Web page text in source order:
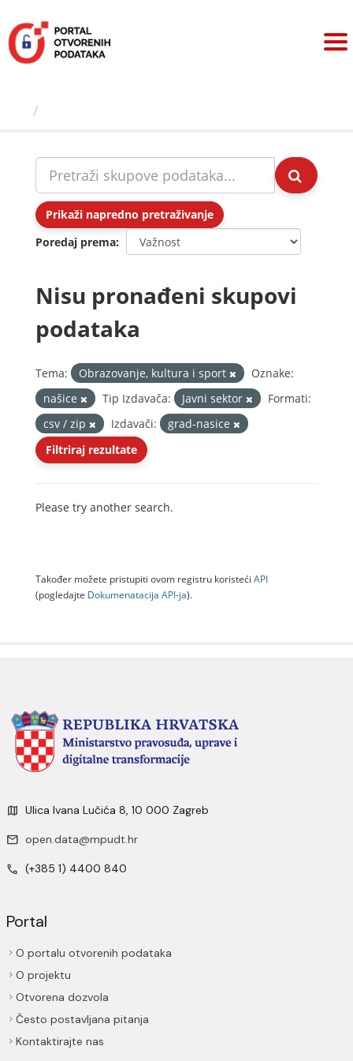
sadržaj
Prikaži napredno pretraživanje
Poredaj prema
Nisu pronađeni skupovi
podataka
Tema: Obrazovanje, kultura i sport
Oznake:
našice
Tip Izdavača: Javni sektor
Formati:
csv / zip
Izdavači:
grad-nasice
Filtriraj rezultate
Please try another search.
Također možete pristupiti ovom registru koristeći API
(pogledajte Dokumenаtаcijа API-jа).